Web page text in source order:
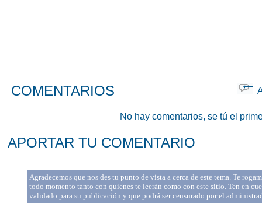
COMENTARIOS
No hay comentarios, se tú el
APORTAR TU COMENTARIO
Agradecemos que nos des tu punto de vista a cerca de este tema. Te
todo momento tanto con quienes te leerán como con este sitio. Ten en
validado para su publicación y que podrá ser censurado por el